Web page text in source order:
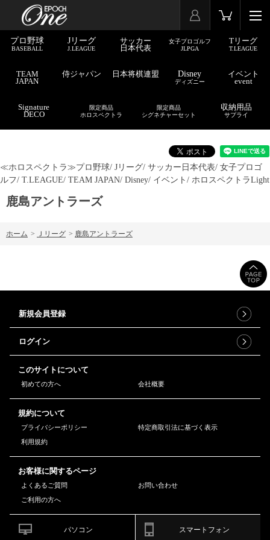
プロ野球
BASEBALL
Jリーグ
J.LEAGUE
サッカー
日本代表
女子プロゴルフ
JLPGA
Tリーグ
T.LEAGUE
TEAM
JAPAN
侍ジャパン 日本将棋連盟 Disney
ディズニー
イベント
event
Signature
DECO
限定商品
ホロスペクトラ
限定商品
シグネチャーセット
収納用品
サプライ
≪ホロスペクトラ≫プロ野球/ Jリーグ/ サッカー日本代表/ 女子プロゴ
ルフ/ T.LEAGUE/ TEAM JAPAN/ Disney/ イベント/ ホロスペクトラLight
鹿島アントラーズ
ホーム > Ｊリーグ > 鹿島アントラーズ
新規会員登録
ログイン
このサイトについて
初めての方へ 会社概要
規約について
プライバシーポリシー
特定商取引法に基づく表示
利用規約
お客様に関するページ
よくあるご質問
お問い合わせ
ご利用の方へ
パソコン スマートフォン